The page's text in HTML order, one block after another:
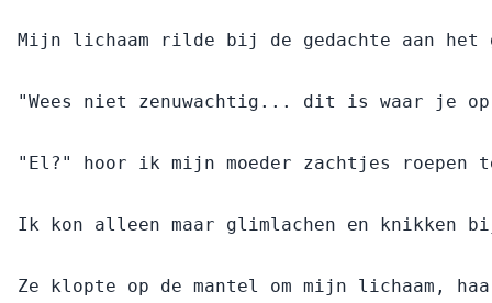
overgedragen, die in de donkere cellen woont. Elise
ontdekt al snel dat het beest waaraan ze nu
is dan een monster; deze beestachtige alfa zou ook